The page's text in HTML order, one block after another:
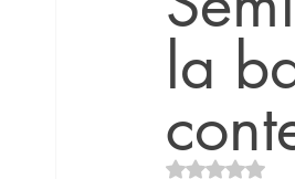
la
Valutazione